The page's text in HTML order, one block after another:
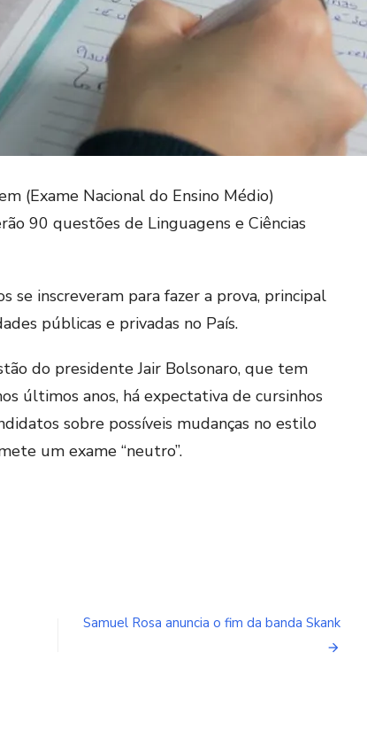
(Exame Nacional do Ensino Médio)
90 questões de Linguagens e Ciências
se inscreveram para fazer a prova, principal
públicas e privadas no País.
do presidente Jair Bolsonaro, que tem
últimos anos, há expectativa de cursinhos
sobre possíveis mudanças no estilo
um exame “neutro”.
Samuel Rosa anuncia o fim da banda Skank